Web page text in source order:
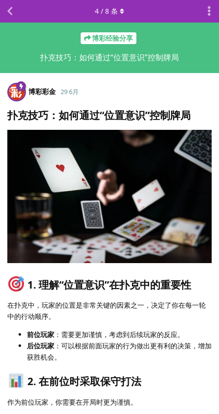
博彩经验分享
扑克技巧：如何通过“位置意识”控制牌局
4 / 8 条
博彩彩金 29 6月
扑克技巧：如何通过“位置意识”控制牌局
1. 理解“位置意识”在扑克中的重要性
在扑克中，玩家的位置是非常关键的因素之一，决定了你在每一轮
中的行动顺序。
前位玩家 ：需要更加谨慎，考虑到后续玩家的反应。
后位玩家 ：可以根据前面玩家的行为做出更有利的决策，增加
获胜机会。
2. 在前位时采取保守打法
作为前位玩家，你需要在开局时更为谨慎。